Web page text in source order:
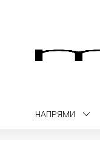
НАПРЯМИ